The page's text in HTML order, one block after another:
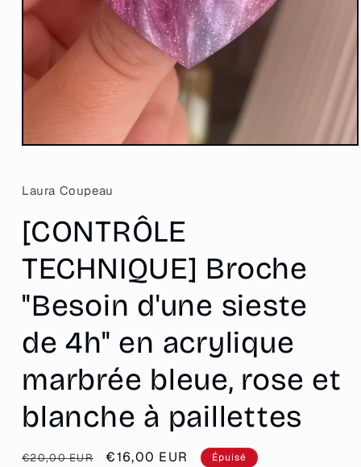
Ouvrir
1
dans
fenêtre
modale
Laura Coupeau
[CONTRÔLE
TECHNIQUE] Broche
"Besoin d'une sieste
de 4h" en acrylique
marbrée bleue, rose et
blanche à paillettes
Prix
€20,00 EUR
Prix
€16,00 EUR Épuisé